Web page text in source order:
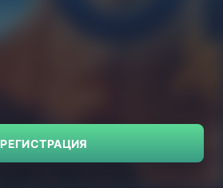
РЕГИСТРАЦИЯ